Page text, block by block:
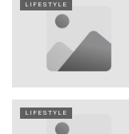
LIFESTYLE
LIFESTYLE